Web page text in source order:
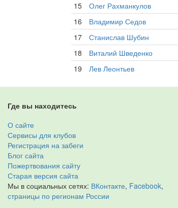
15
Олег Рахманкулов
16
Владимир Седов
17
Станислав Шубин
18
Виталий Шведенко
19
Лев Леонтьев
Где вы находитесь
О сайте
Сервисы для клубов
Регистрация на забеги
Блог сайта
Пожертвования сайту
Старая версия сайта
Мы в социальных сетях: ВКонтакте, Facebook,
страницы по регионам России